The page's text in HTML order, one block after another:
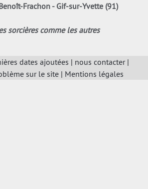
Frachon - Gif-sur-Yvette (91)
sorcières comme les autres
dates ajoutées | nous contacter|
sur le site| Mentions légales